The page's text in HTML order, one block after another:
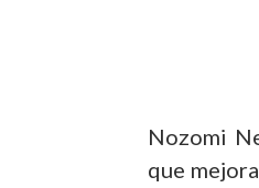
Nozomi
que